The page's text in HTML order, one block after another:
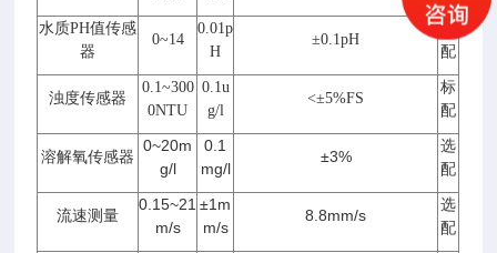
水质PH值传感
器
0~14
0.01p
H
±0.1pH
选
配
浊度传感器
0.1~300
0NTU
0.1u
g/l
<±5%FS
标
配
溶解氧传感器
0~20m
g/l
0.1
mg/l
±3%
选
配
流速测量
0.15~21
m/s
±1m
m/s
8.8mm/s
选
配